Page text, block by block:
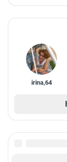
irina,64